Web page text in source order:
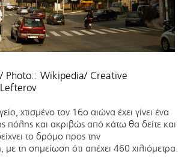
Photo:: Wikipedia/ Creative
χτισμένο τον 16ο αιώνα έχει γίνει ένα
πόλης και ακριβώς από κάτω θα δείτε και
το δρόμο προς την
τη σημείωση ότι απέχει 460 χιλιόμετρα.